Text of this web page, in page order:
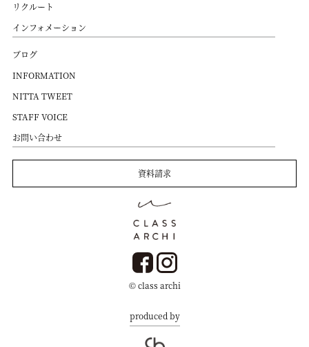
リクルート
インフォメーション
ブログ
INFORMATION
NITTA TWEET
STAFF VOICE
お問い合わせ
資料請求
© class archi
produced by